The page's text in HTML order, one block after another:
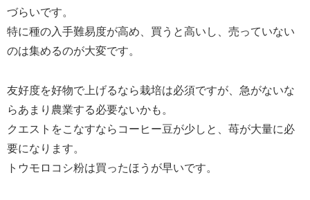
づらいです。
特に種の入手難易度が高め、買うと高いし、売っていない
のは集めるのが大変です。
友好度を好物で上げるなら栽培は必須ですが、急がないな
らあまり農業する必要ないかも。
クエストをこなすならコーヒー豆が少しと、苺が大量に必
要になります。
トウモロコシ粉は買ったほうが早いです。